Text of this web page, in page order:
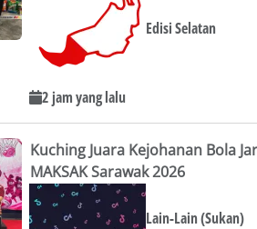
Edisi Selatan
2 jam yang lalu
Kuching Juara Kejohanan Bola
MAKSAK Sarawak 2026
Lain-Lain (Sukan)